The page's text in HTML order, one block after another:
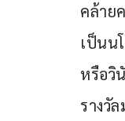
คล้าย
เป็นน
หรือวิ
รางวั